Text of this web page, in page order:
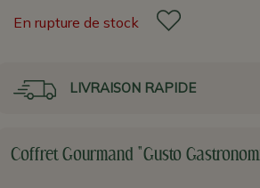
En rupture de stock
LIVRAISON RAPIDE
Coffret Gourmand "Gusto